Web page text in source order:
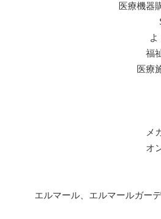
医療機器
福
医療
メ
オ
エルマール、エルマールガー